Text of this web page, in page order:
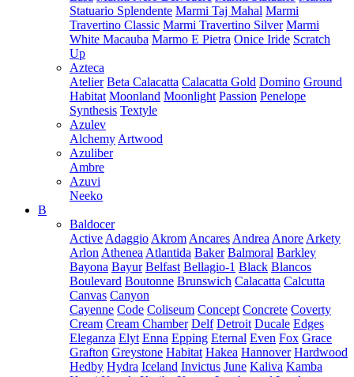
Statuario Splendente Marmi Taj Mahal Marmi
Travertino Classic Marmi Travertino Silver Marmi
White Macauba Marmo E Pietra Onice Iride Scratch
Up
Azteca
Atelier Beta Calacatta Calacatta Gold Domino Ground
Habitat Moonland Moonlight Passion Penelope
Synthesis Textyle
Azulev
Alchemy Artwood
Azuliber
Ambre
Azuvi
Neeko
B
Baldocer
Active Adaggio Akrom Ancares Andrea Anore Arkety
Arlon Athenea Atlantida Baker Balmoral Barkley
Bayona Bayur Belfast Bellagio-1 Black Blancos
Boulevard Boutonne Brunswich Calacatta Calcutta
Canvas Canyon
Cayenne Code Coliseum Concept Concrete Coverty
Cream Cream Chamber Delf Detroit Ducale Edges
Eleganza Elyt Enna Epping Eternal Even Fox Grace
Grafton Greystone Habitat Hakea Hannover Hardwood
Hedby Hydra Iceland Invictus June Kaliva Kamba